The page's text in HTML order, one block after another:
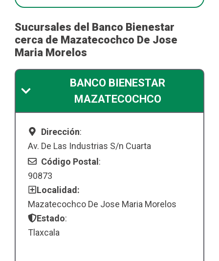
Sucursales del Banco Bienestar
cerca de Mazatecochco De Jose
Maria Morelos
BANCO BIENESTAR
MAZATECOCHCO
Dirección:
Av. De Las Industrias S/n Cuarta
Código Postal:
90873
Localidad:
Mazatecochco De Jose Maria Morelos
Estado:
Tlaxcala